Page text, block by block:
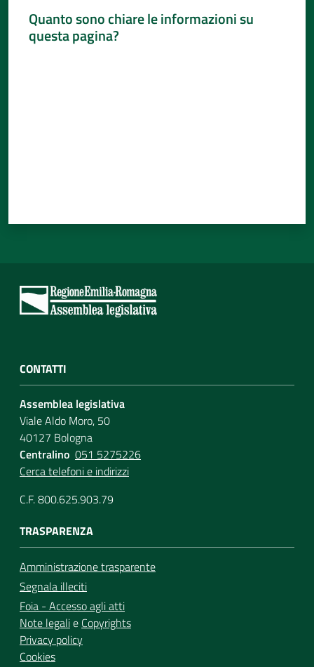
Quanto sono chiare le informazioni su
questa pagina?
CONTATTI
Assemblea legislativa
Viale Aldo Moro, 50
40127 Bologna
Centralino 051 5275226
Cerca telefoni e indirizzi
C.F. 800.625.903.79
TRASPARENZA
Amministrazione trasparente
Segnala illeciti
Foia - Accesso agli atti
Note legalie Copyrights
Privacy policy
Cookies